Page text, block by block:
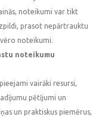
noteikumi var tikt
prasot nepārtrauktu
noteikumi.
noteikumu
vairāki resursi,
pētījumi un
un praktiskus piemērus,